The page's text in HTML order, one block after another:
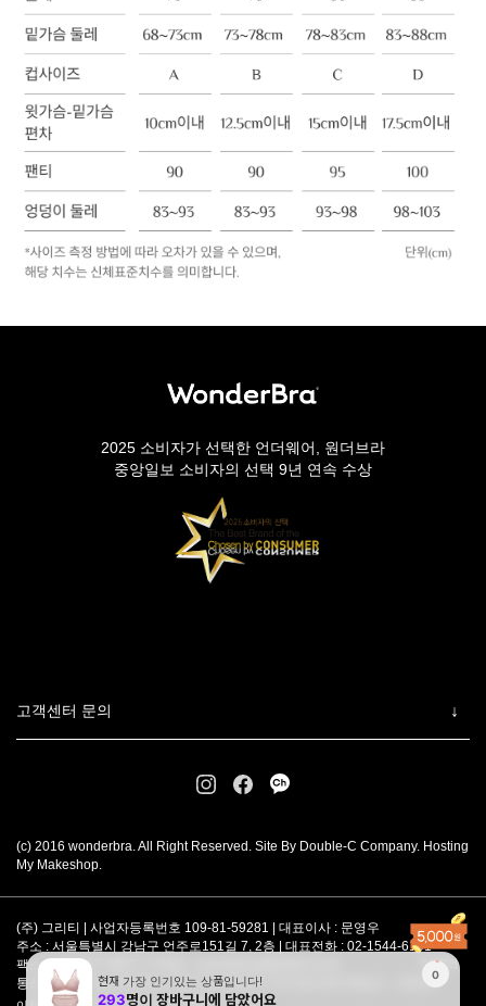
2025 소비자가 선택한 언더웨어, 원더브라
중앙일보 소비자의 선택 9년 연속 수상
고객센터 문의
(c) 2016 wonderbra. All Right Reserved. Site By Double-C Company. Hosting
My Makeshop.
(주) 그리티 | 사업자등록번호 109-81-59281 | 대표이사 : 문영우
주소 : 서울특별시 강남구 언주로151길 7, 2층 | 대표전화 : 02-1544-6101
팩스 : 02-6907-8887 | 이메일 :
통신판매업 강남-5526호 [사업자정보확인] | 개인정보관리책임자 : 박준영